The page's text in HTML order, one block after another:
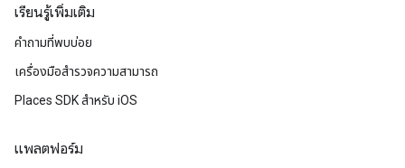
เรียนรู้เพิ่มเติม
คำถามที่พบบ่อย
เครื่องมือสำรวจความสามารถ
Places SDK สำหรับ iOS
แพลตฟอร์ม